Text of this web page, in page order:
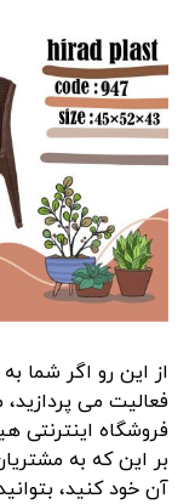
از این رو اگر شما
فعالیت می
فروشگاه اینترنتی
بر این که به
آن خود کنید،